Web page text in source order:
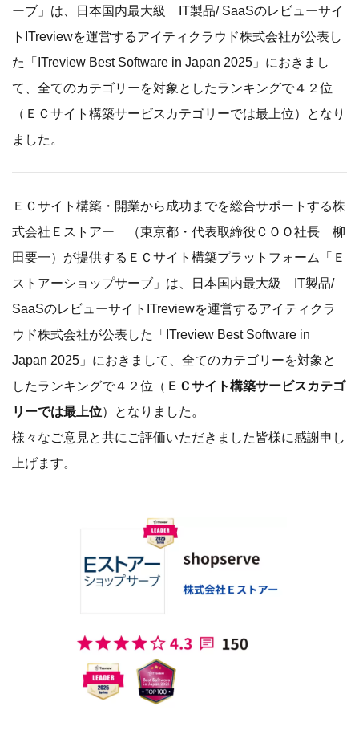
ーブ」は、日本国内最大級 IT製品/ SaaSのレビューサイ
トITreviewを運営するアイティクラウド株式会社が公表し
た「ITreview Best Software in Japan 2025」におきまし
て、全てのカテゴリーを対象としたランキングで４２位
（ＥＣサイト構築サービスカテゴリーでは最上位）となり
ました。
ＥＣサイト構築・開業から成功までを総合サポートする株
式会社Ｅストアー （東京都・代表取締役ＣＯＯ社⻑ 柳
⽥要⼀）が提供するＥＣサイト構築プラットフォーム「Ｅ
ストアーショップサーブ」は、日本国内最大級 IT製品/
SaaSのレビューサイトITreviewを運営するアイティクラ
ウド株式会社が公表した「ITreview Best Software in
Japan 2025」におきまして、全てのカテゴリーを対象と
したランキングで４２位（ ＥＣサイト構築サービスカテゴ
リーでは最上位）となりました。
様々なご意見と共にご評価いただきました皆様に感謝申し
上げます。